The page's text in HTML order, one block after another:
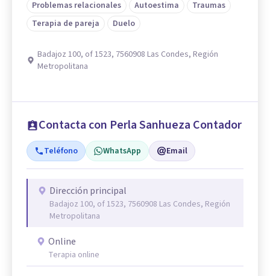
Problemas relacionales
Autoestima
Traumas
Terapia de pareja
Duelo
Badajoz 100, of 1523, 7560908 Las Condes, Región
Metropolitana
Contacta con Perla Sanhueza Contador
Teléfono WhatsApp Email
Dirección principal
Badajoz 100, of 1523, 7560908 Las Condes, Región
Metropolitana
Online
Terapia online